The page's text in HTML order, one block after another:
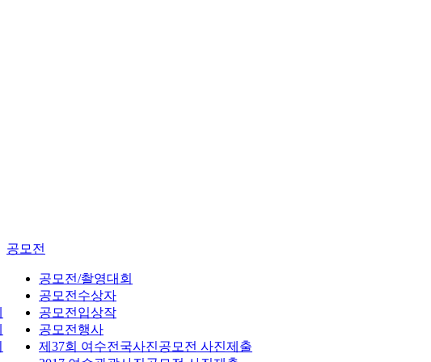
공모전
공모전/촬영대회
공모전수상자
공모전입상작
공모전행사
제37회 여수전국사진공모전 사진제출